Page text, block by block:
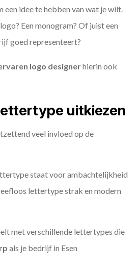
een idee te hebben van wat je wilt.
Een monogram? Of juist een
goed representeert?
logo designerhierin ook
uitkiezen
veel invloed op de
staat voor ambachtelijkheid
lettertype strak en modern
met verschillende lettertypes die
als je bedrijf in Esen